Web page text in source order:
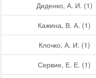
Диденко, А. И. (1)
Кажина, В. А. (1)
Клочко, А. И. (1)
Сервие, Е. Е. (1)